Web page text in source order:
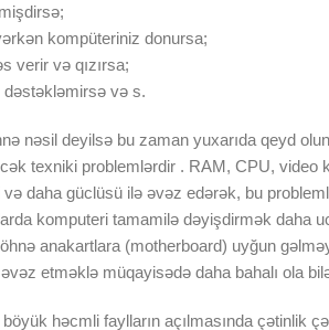
kompüteriniz donursa;
verir və qızırsa;
dəstəkləmirsə və s.
nəsil deyilsə bu zaman yuxarıda qeyd
texniki problemlərdir . RAM, CPU, video
daha güclüsü ilə əvəz edərək, bu
komputeri tamamilə dəyişdirmək daha
anakartlara (motherboard) uyğun
etməklə müqayisədə daha bahalı ola
həcmli faylların açılmasında çətinlik